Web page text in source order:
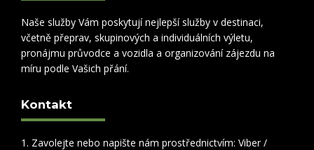
Naše služby Vám poskytují nejlepší služby v destinaci,
včetně přeprav, skupinových a individuálních výletu,
pronájmu průvodce a vozidla a organizování zájezdu na
míru podle Vašich přání.
Kontakt
1. Zavolejte nebo napište nám prostřednictvím: Viber /